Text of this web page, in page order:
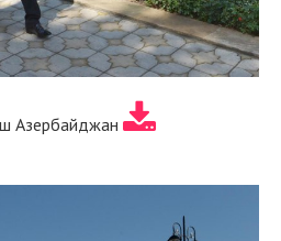
Азербайджан